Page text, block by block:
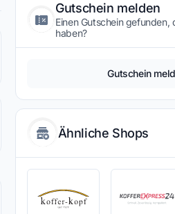
Gutschein melden
Einen Gutschein gefunden,
haben?
Gutschein
Ähnliche Shops